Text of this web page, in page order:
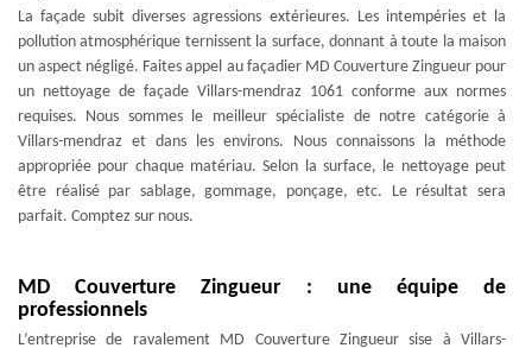
La façade subit diverses agressions extérieures. Les intempéries et la
pollution atmosphérique ternissent la surface, donnant à toute la maison
un aspect négligé. Faites appel au façadier MD Couverture Zingueur pour
un nettoyage de façade Villars-mendraz 1061 conforme aux normes
requises. Nous sommes le meilleur spécialiste de notre catégorie à
Villars-mendraz et dans les environs. Nous connaissons la méthode
appropriée pour chaque matériau. Selon la surface, le nettoyage peut
être réalisé par sablage, gommage, ponçage, etc. Le résultat sera
parfait. Comptez sur nous.
MD Couverture Zingueur : une équipe de
professionnels
L’entreprise de ravalement MD Couverture Zingueur sise à Villars-